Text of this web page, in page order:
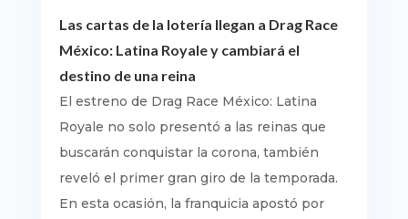
Las cartas de la lotería llegan a Drag Race
México: Latina Royale y cambiará el
destino de una reina
El estreno de Drag Race México: Latina
Royale no solo presentó a las reinas que
buscarán conquistar la corona, también
reveló el primer gran giro de la temporada.
En esta ocasión, la franquicia apostó por